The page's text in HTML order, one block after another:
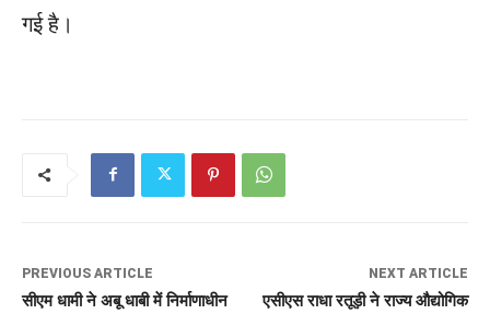
गई है।
PREVIOUS ARTICLE
सीएम धामी ने अबू धाबी में निर्माणाधीन
NEXT ARTICLE
एसीएस राधा रतूड़ी ने राज्य औद्योगिक